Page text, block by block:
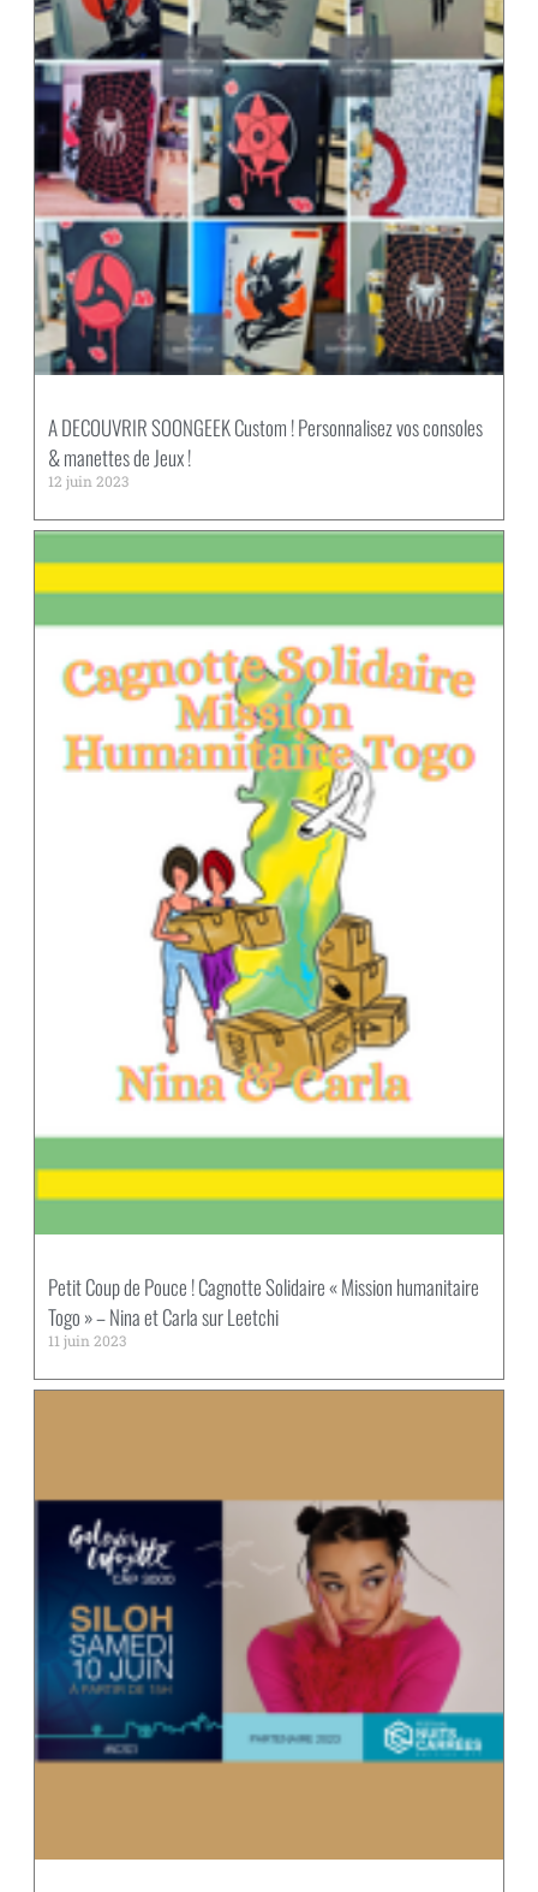
A DECOUVRIR SOONGEEK Custom ! Personnalisez vos consoles
& manettes de Jeux !
12 juin 2023
Petit Coup de Pouce ! Cagnotte Solidaire « Mission humanitaire
Togo » – Nina et Carla sur Leetchi
11 juin 2023